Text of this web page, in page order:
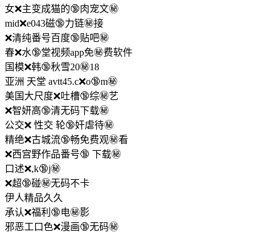
女❌主变成猫的🔞肉宠文㊙️
mid❌e043磁🔞力链㊙️接
❌清纯番号百度🔞贴吧㊙️
春❌水🔞堂视频app免㊙️费软件
国模❌韩🔞秋雪20㊙️18
亚洲 天堂 avtt45.c❌o🔞m㊙️
美国大尺度❌吐槽🔞综㊙️艺
❌智妍高🔞清无码下载㊙️
公交❌ 性交 轮🔞奸虐待㊙️
精绝❌古城流🔞畅免费观㊙️看
❌西宫野作品番号🔞 下载㊙️
口述❌,k🔞j㊙️
❌超🔞碰㊙️无码不卡
伊人精品久久
承认❌福利🔞电㊙️影
邪恶工口色❌漫画🔞无码㊙️